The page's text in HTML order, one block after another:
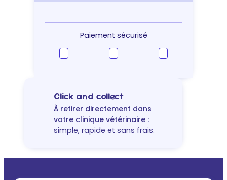
ECO
Paiement sécurisé
Click and collect
À retirer directement dans
votre clinique vétérinaire :
simple, rapide et sans frais.